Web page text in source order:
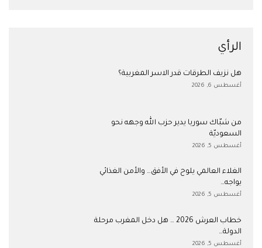
الرأي
هل نزيف الطرقات قدر الاسر المغربية؟
أغسطس 6, 2026
من شبّاك سوريا يدير حزب الله وجهه نحو
السعوديّة
أغسطس 5, 2026
الغلاء العالمي يلوح في الأفق… والأمن الغذائي
يواجه…
أغسطس 5, 2026
خطاب العرش 2026 … هل دخل المغرب مرحلة
الدولة…
أغسطس 5, 2026